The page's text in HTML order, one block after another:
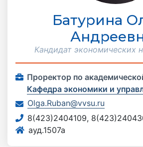
Батурина
Кандидат экономических
Проректор по
Кафедра экономики и
Olga.Ruban@vvsu.ru
8(423)2404109,
ауд.1507а